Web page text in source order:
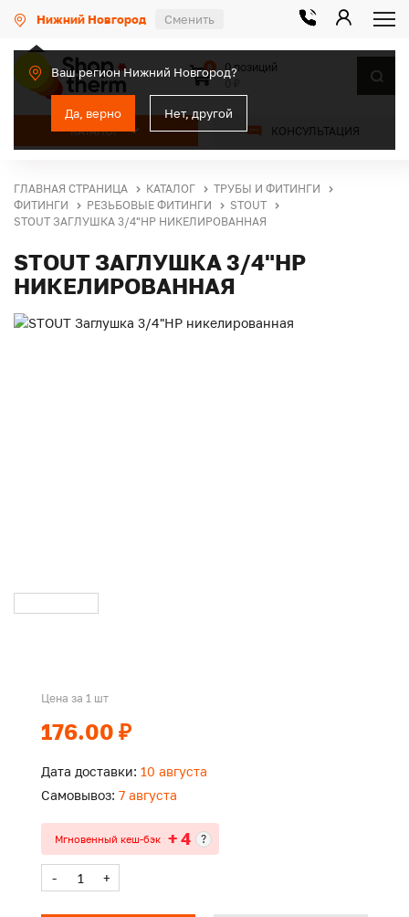
Нижний Новгород Сменить
Ваш регион Нижний Новгород?
Да, верно Нет, другой
КАТАЛОГ КОНСУЛЬТАЦИЯ
0
0 позиций
ГЛАВНАЯ СТРАНИЦА КАТАЛОГ
ТРУБЫ И ФИТИНГИ
ФИТИНГИ
РЕЗЬБОВЫЕ ФИТИНГИ
STOUT
STOUT ЗАГЛУШКА 3/4"НР НИКЕЛИРОВАННАЯ
STOUT ЗАГЛУШКА 3/4"НР
НИКЕЛИРОВАННАЯ
Цена за 1 шт
176.00 ₽
Дата доставки: 10 августа
Самовывоз: 7 августа
Мгновенный кеш-бэк + 4 ?
- +